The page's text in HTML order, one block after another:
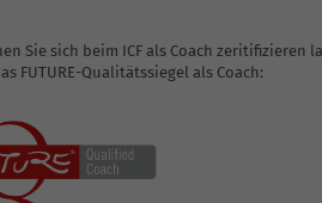
Sie sich beim ICF als Coach zeritifizieren
FUTURE-Qualitätssiegel als Coach: